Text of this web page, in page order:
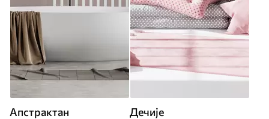
Апстрактан Дечије